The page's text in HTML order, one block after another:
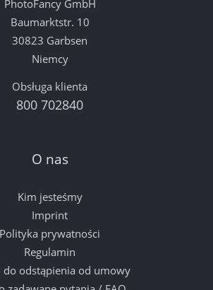
PhotoFancy GmbH
Baumarktstr. 10
30823 Garbsen
Niemcy
Obsługa klienta
800 702840
O nas
Kim jesteśmy
Imprint
Polityka prywatności
Regulamin
do odstąpienia od umowy